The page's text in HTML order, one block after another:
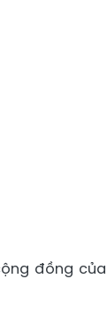
đồng của